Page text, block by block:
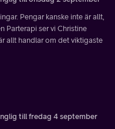
Pengar kanske inte är allt,
Parterapi ser vi Christine
allt handlar om det viktigaste
till fredag 4 september